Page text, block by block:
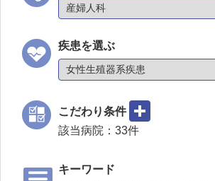
疾患を選ぶ
こだわり条件
該当病院： 33件
キーワード